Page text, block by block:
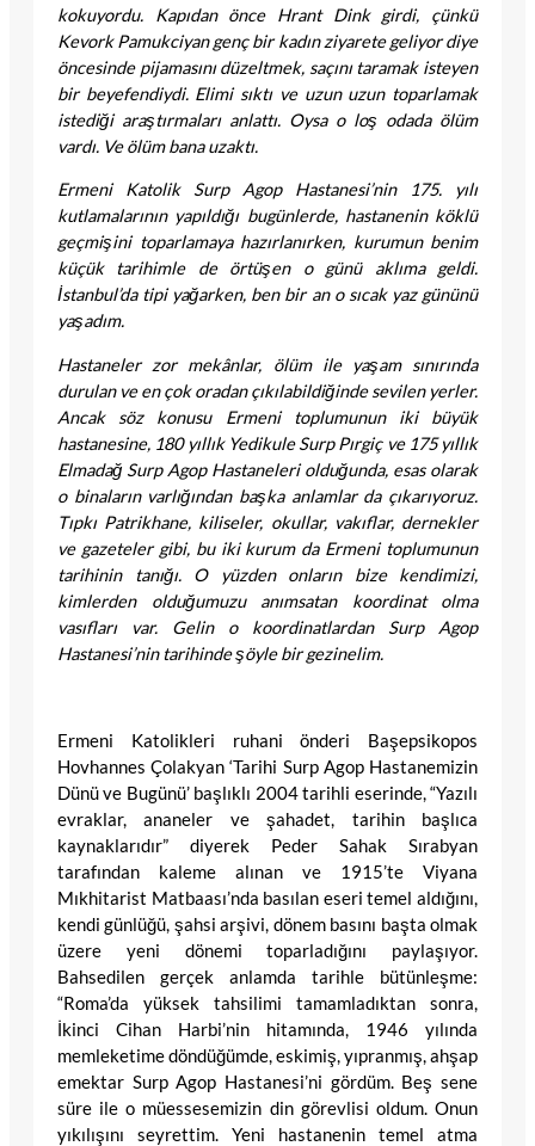
kokuyordu. Kapıdan önce Hrant Dink girdi, çünkü
Kevork Pamukciyan genç bir kadın ziyarete geliyor diye
öncesinde pijamasını düzeltmek, saçını taramak isteyen
bir beyefendiydi. Elimi sıktı ve uzun uzun toparlamak
istediği araştırmaları anlattı. Oysa o loş odada ölüm
vardı. Ve ölüm bana uzaktı.
Ermeni Katolik Surp Agop Hastanesi’nin 175. yılı
kutlamalarının yapıldığı bugünlerde, hastanenin köklü
geçmişini toparlamaya hazırlanırken, kurumun benim
küçük tarihimle de örtüşen o günü aklıma geldi.
İstanbul’da tipi yağarken, ben bir an o sıcak yaz gününü
yaşadım.
Hastaneler zor mekânlar, ölüm ile yaşam sınırında
durulan ve en çok oradan çıkılabildiğinde sevilen yerler.
Ancak söz konusu Ermeni toplumunun iki büyük
hastanesine, 180 yıllık Yedikule Surp Pırgiç ve 175 yıllık
Elmadağ Surp Agop Hastaneleri olduğunda, esas olarak
o binaların varlığından başka anlamlar da çıkarıyoruz.
Tıpkı Patrikhane, kiliseler, okullar, vakıflar, dernekler
ve gazeteler gibi, bu iki kurum da Ermeni toplumunun
tarihinin tanığı. O yüzden onların bize kendimizi,
kimlerden olduğumuzu anımsatan koordinat olma
vasıfları var. Gelin o koordinatlardan Surp Agop
Hastanesi’nin tarihinde şöyle bir gezinelim.
Ermeni Katolikleri ruhani önderi Başepsikopos
Hovhannes Çolakyan ‘Tarihi Surp Agop Hastanemizin
Dünü ve Bugünü’ başlıklı 2004 tarihli eserinde, “Yazılı
evraklar, ananeler ve şahadet, tarihin başlıca
kaynaklarıdır” diyerek Peder Sahak Sırabyan
tarafından kaleme alınan ve 1915’te Viyana
Mıkhitarist Matbaası’nda basılan eseri temel aldığını,
kendi günlüğü, şahsi arşivi, dönem basını başta olmak
üzere yeni dönemi toparladığını paylaşıyor.
Bahsedilen gerçek anlamda tarihle bütünleşme:
“Roma’da yüksek tahsilimi tamamladıktan sonra,
İkinci Cihan Harbi’nin hitamında, 1946 yılında
memleketime döndüğümde, eskimiş, yıpranmış, ahşap
emektar Surp Agop Hastanesi’ni gördüm. Beş sene
süre ile o müessesemizin din görevlisi oldum. Onun
yıkılışını seyrettim. Yeni hastanenin temel atma